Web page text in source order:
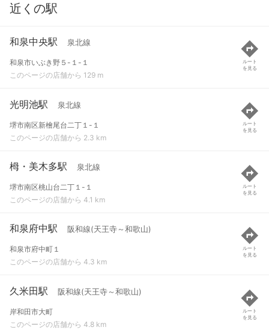
近くの駅
和泉中央駅 泉北線
和泉市いぶき野５-１-１
このページの店舗から 129 m
ルート
を見る
光明池駅 泉北線
堺市南区新檜尾台二丁１-１
このページの店舗から 2.3 km
ルート
を見る
栂・美木多駅 泉北線
堺市南区桃山台二丁１-１
このページの店舗から 4.1 km
ルート
を見る
和泉府中駅 阪和線(天王寺～和歌山)
和泉市府中町１
このページの店舗から 4.3 km
ルート
を見る
久米田駅 阪和線(天王寺～和歌山)
岸和田市大町
このページの店舗から 4.8 km
ルート
を見る